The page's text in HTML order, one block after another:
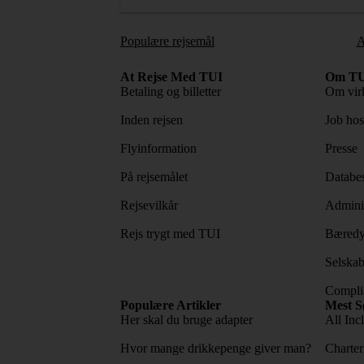
Populære rejsemål
At Rejse Med TUI
Betaling og billetter
Inden rejsen
Flyinformation
På rejsemålet
Rejsevilkår
Rejs trygt med TUI
Om
Om
Job
Presse
Populære Artikler
Her skal du bruge adapter
Hvor mange drikkepenge giver man?
Mest
All